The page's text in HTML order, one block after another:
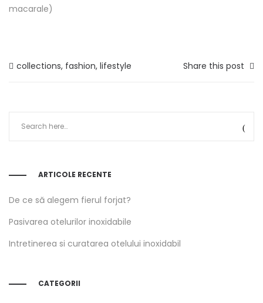
macarale)
collections, fashion, lifestyle Share this post
ARTICOLE RECENTE
De ce să alegem fierul forjat?
Pasivarea otelurilor inoxidabile
Intretinerea si curatarea otelului inoxidabil
CATEGORII